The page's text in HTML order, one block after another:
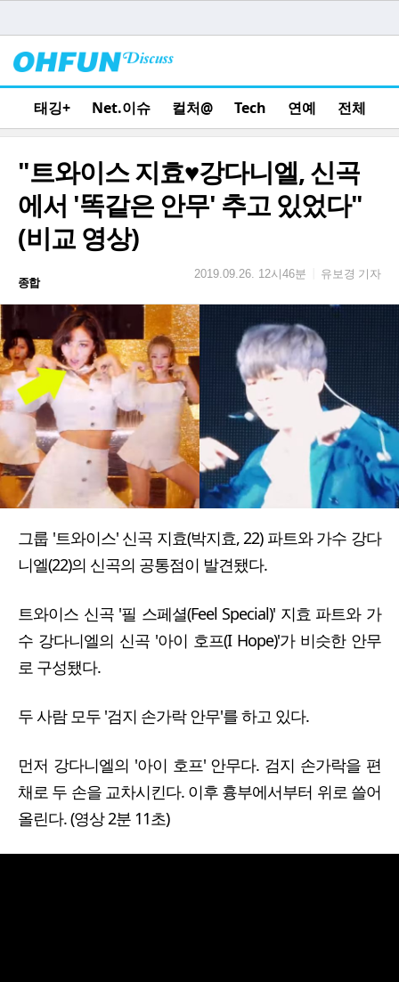
태깅+ Net.이슈 컬처@ Tech 연예 전체
"트와이스 지효♥강다니엘, 신곡
에서 '똑같은 안무' 추고 있었다"
(비교 영상)
종합
2019.09.26. 12시46분 유보경 기자
그룹 '트와이스' 신곡 지효(박지효, 22) 파트와 가수 강다
니엘(22)의 신곡의 공통점이 발견됐다.
트와이스 신곡 '필 스페셜(Feel Special)' 지효 파트와 가
수 강다니엘의 신곡 '아이 호프(I Hope)'가 비슷한 안무
로 구성됐다.
두 사람 모두 '검지 손가락 안무'를 하고 있다.
먼저 강다니엘의 '아이 호프' 안무다. 검지 손가락을 편
채로 두 손을 교차시킨다. 이후 흉부에서부터 위로 쓸어
올린다. (영상 2분 11초)